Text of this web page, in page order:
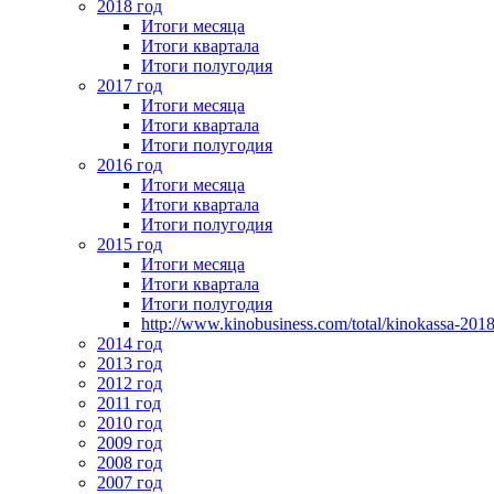
2018 год
Итоги месяца
Итоги квартала
Итоги полугодия
2017 год
Итоги месяца
Итоги квартала
Итоги полугодия
2016 год
Итоги месяца
Итоги квартала
Итоги полугодия
2015 год
Итоги месяца
Итоги квартала
Итоги полугодия
http://www.kinobusiness.com/total/kinokassa-
2014 год
2013 год
2012 год
2011 год
2010 год
2009 год
2008 год
2007 год